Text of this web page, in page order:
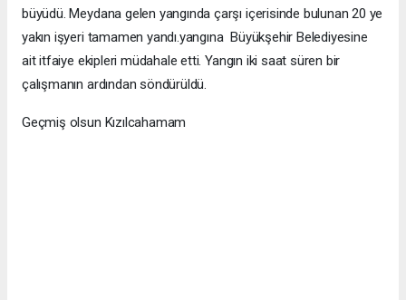
büyüdü. Meydana gelen yangında çarşı içerisinde bulunan 20 ye
yakın işyeri tamamen yandı.yangına Büyükşehir Belediyesine
ait itfaiye ekipleri müdahale etti. Yangın iki saat süren bir
çalışmanın ardından söndürüldü.
Geçmiş olsun Kızılcahamam